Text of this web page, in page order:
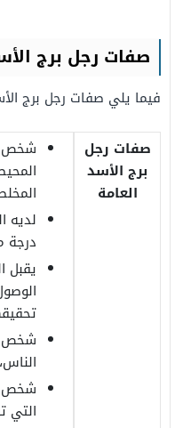
صفات رجل برج
فيما يلي صفات رجل برج
صفات رجل
برج الأسد
العامة
شخص
لديه
درجة
يقبل
شخص
شخص
التي